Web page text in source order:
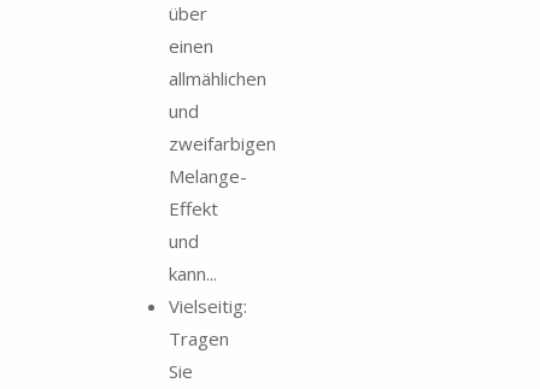
über
einen
allmählichen
und
zweifarbigen
Melange-
Effekt
und
kann...
Vielseitig:
Tragen
Sie